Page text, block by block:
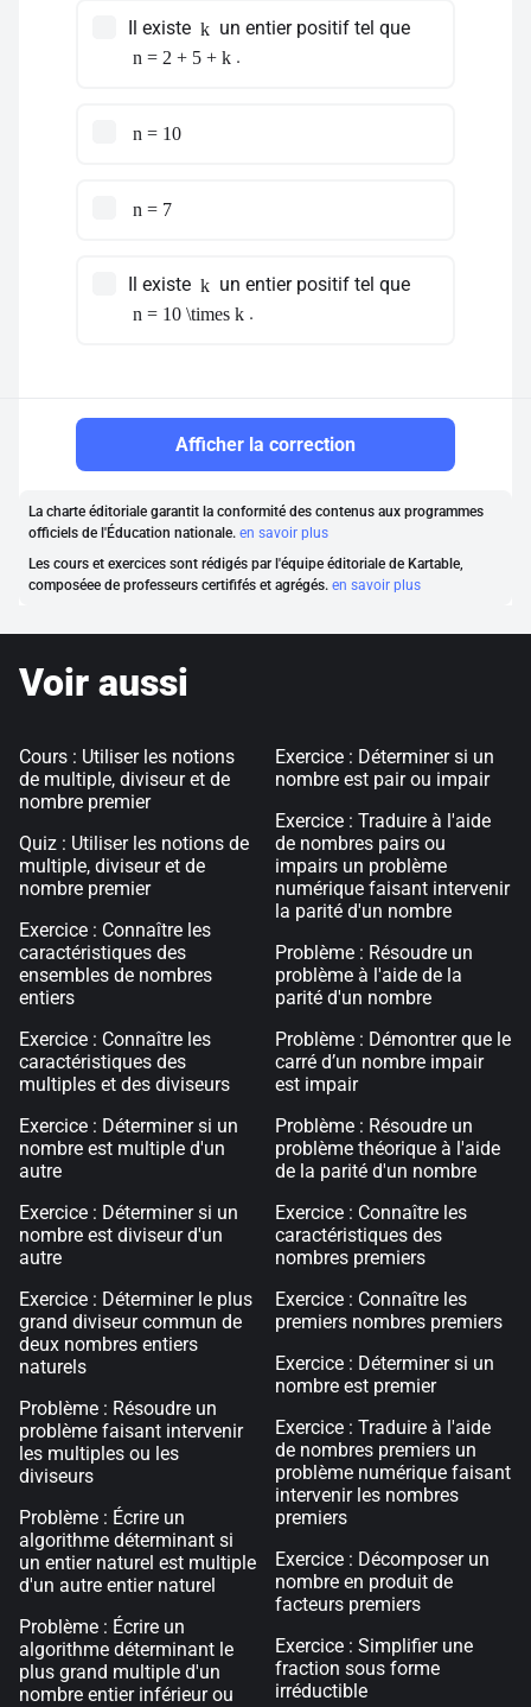
Il existe k un entier positif tel que
n = 2 + 5 + k .
n = 10
n = 7
Il existe k un entier positif tel que
n = 10 \times k .
Afficher la correction
La charte éditoriale garantit la conformité des contenus aux programmes
officiels de l'Éducation nationale. en savoir plus
Les cours et exercices sont rédigés par l'équipe éditoriale de Kartable,
composéee de professeurs certififés et agrégés. en savoir plus
Voir aussi
Cours : Utiliser les notions
de multiple, diviseur et de
nombre premier
Quiz : Utiliser les notions de
multiple, diviseur et de
nombre premier
Exercice : Connaître les
caractéristiques des
ensembles de nombres
entiers
Exercice : Connaître les
caractéristiques des
multiples et des diviseurs
Exercice : Déterminer si un
nombre est multiple d'un
autre
Exercice : Déterminer si un
nombre est diviseur d'un
autre
Exercice : Déterminer le plus
grand diviseur commun de
deux nombres entiers
naturels
Problème : Résoudre un
problème faisant intervenir
les multiples ou les
diviseurs
Problème : Écrire un
algorithme déterminant si
un entier naturel est multiple
d'un autre entier naturel
Problème : Écrire un
algorithme déterminant le
plus grand multiple d'un
nombre entier inférieur ou
Exercice : Déterminer si un
nombre est pair ou impair
Exercice : Traduire à l'aide
de nombres pairs ou
impairs un problème
numérique faisant intervenir
la parité d'un nombre
Problème : Résoudre un
problème à l'aide de la
parité d'un nombre
Problème : Démontrer que le
carré d’un nombre impair
est impair
Problème : Résoudre un
problème théorique à l'aide
de la parité d'un nombre
Exercice : Connaître les
caractéristiques des
nombres premiers
Exercice : Connaître les
premiers nombres premiers
Exercice : Déterminer si un
nombre est premier
Exercice : Traduire à l'aide
de nombres premiers un
problème numérique faisant
intervenir les nombres
premiers
Exercice : Décomposer un
nombre en produit de
facteurs premiers
Exercice : Simplifier une
fraction sous forme
irréductible